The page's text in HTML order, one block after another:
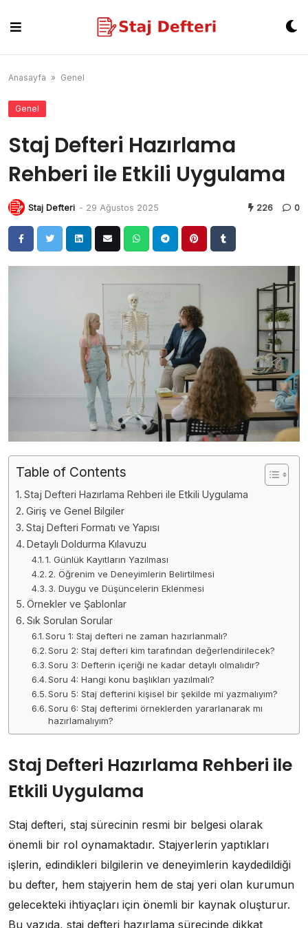
content
Anasayfa » Genel
Genel
Staj Defteri Hazırlama
Rehberi ile Etkili Uygulama
Staj Defteri - 29 Ağustos 2025 226 0
Table of Contents
Staj Defteri Hazırlama Rehberi ile Etkili Uygulama
Giriş ve Genel Bilgiler
Staj Defteri Formatı ve Yapısı
Detaylı Doldurma Kılavuzu
1. Günlük Kayıtların Yazılması
2. Öğrenim ve Deneyimlerin Belirtilmesi
3. Duygu ve Düşüncelerin Eklenmesi
Örnekler ve Şablonlar
Sık Sorulan Sorular
Soru 1: Staj defteri ne zaman hazırlanmalı?
Soru 2: Staj defteri kim tarafından değerlendirilecek?
Soru 3: Defterin içeriği ne kadar detaylı olmalıdır?
Soru 4: Hangi konu başlıkları yazılmalı?
Soru 5: Staj defterini kişisel bir şekilde mi yazmalıyım?
Soru 6: Staj defterimi örneklerden yararlanarak mı
hazırlamalıyım?
Staj Defteri Hazırlama Rehberi ile
Etkili Uygulama
Staj defteri, staj sürecinin resmi bir belgesi olarak
önemli bir rol oynamaktadır. Stajyerlerin yaptıkları
işlerin, edindikleri bilgilerin ve deneyimlerin kaydedildiği
bu defter, hem stajyerin hem de staj yeri olan kurumun
gelecekteki ihtiyaçları için önemli bir kaynak oluşturur.
Bu yazıda, staj defteri hazırlama sürecinde dikkat